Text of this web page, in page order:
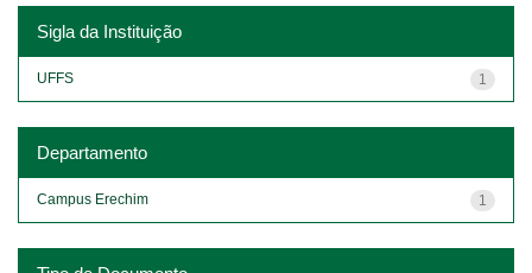
Sigla da Instituição
1
UFFS
Departamento
1
Campus Erechim